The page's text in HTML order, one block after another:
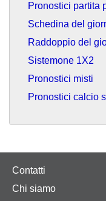
Pronostici partita
Schedina del
Raddoppio del
Sistemone 1X2
Pronostici misti
Pronostici calcio
Contatti
Chi siamo